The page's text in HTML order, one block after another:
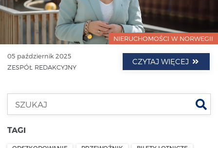
NIERUCHOMOŚCI W NORWEGII
05 październik 2025
ZESPÓŁ REDAKCYJNY
CZYTAJ WIĘCEJ
TAGI